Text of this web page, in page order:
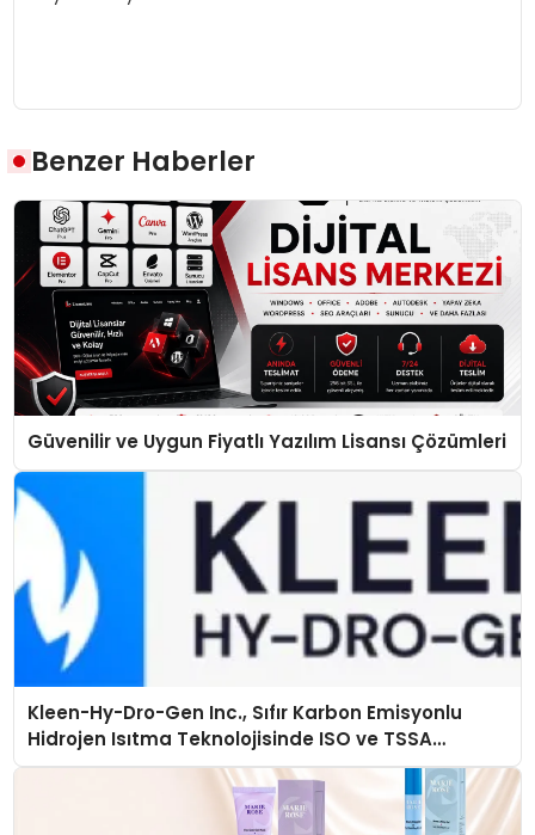
Benzer Haberler
Güvenilir ve Uygun Fiyatlı Yazılım Lisansı Çözümleri
Kleen-Hy-Dro-Gen Inc., Sıfır Karbon Emisyonlu
Hidrojen Isıtma Teknolojisinde ISO ve TSSA
Düzenleyici Onaylarını Aldı